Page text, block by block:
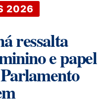
2026
ressalta
e papel